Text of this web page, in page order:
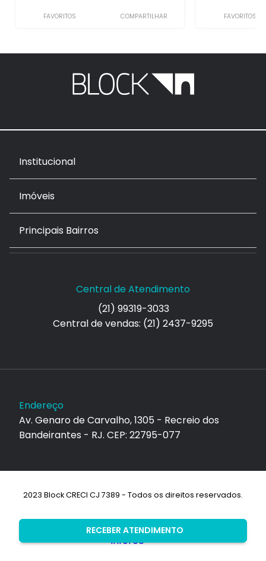
RECEBER ATENDIMENTO
FAVORITOS COMPARTILHAR FAVORITOS
Institucional
Imóveis
Principais Bairros
Central de Atendimento
(21) 99319-3033
Central de vendas: (21) 2437-9295
Endereço
Av. Genaro de Carvalho, 1305 - Recreio dos
Bandeirantes - RJ. CEP: 22795-077
2023 Block CRECI CJ 7389 - Todos os direitos reservados.